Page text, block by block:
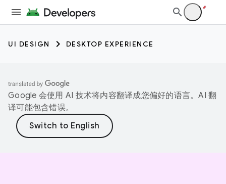
UI DESIGN DESKTOP EXPERIENCE
Google 会使用 AI 技术将内容翻译成您偏好的语言。AI 翻
译可能包含错误。